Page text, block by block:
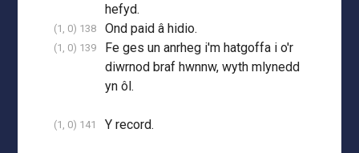
hefyd.
(1, 0) 138 Ond paid â hidio.
(1, 0) 139
Fe ges un anrheg i'm hatgoffa i o'r
diwrnod braf hwnnw, wyth mlynedd
yn ôl.
(1, 0) 141 Y record.